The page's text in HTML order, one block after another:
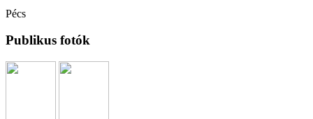
Pécs
Publikus fotók